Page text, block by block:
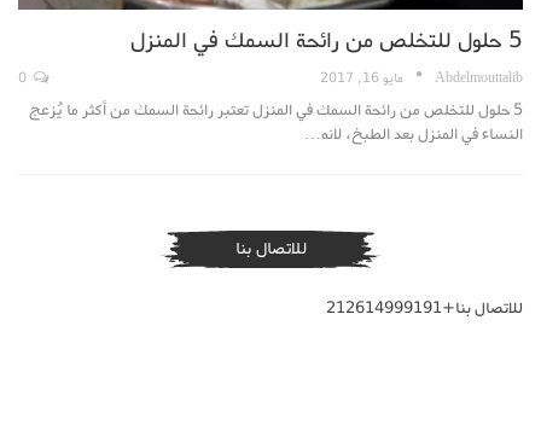
5 حلول للتخلص من رائحة السمك في المنزل
Abdelmouttalib مايو 16, 2017
5 حلول للتخلص من رائحة السمك في المنزل تعتبر رائحة السمك من أكثر ما يُزعج
النساء في المنزل بعد الطبخ، لانه…
للاتصال بنا
للاتصال بنا+212614999191